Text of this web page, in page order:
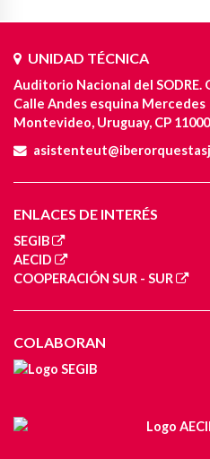
UNIDAD TÉCNICA
Auditorio Nacional del SODRE.
Calle Andes esquina Mercedes
Montevideo, Uruguay, CP 11000
ENLACES DE INTERÉS
SEGIB
AECID
COOPERACIÓN SUR - SUR
COLABORAN